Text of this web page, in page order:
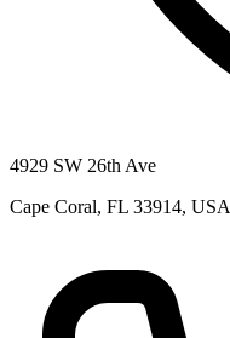
4929 SW 26th Ave
Cape Coral, FL 33914, USA